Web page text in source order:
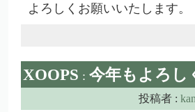
よろしくお願いいたします。
XOOPS : 今年もよろし
投稿者 :